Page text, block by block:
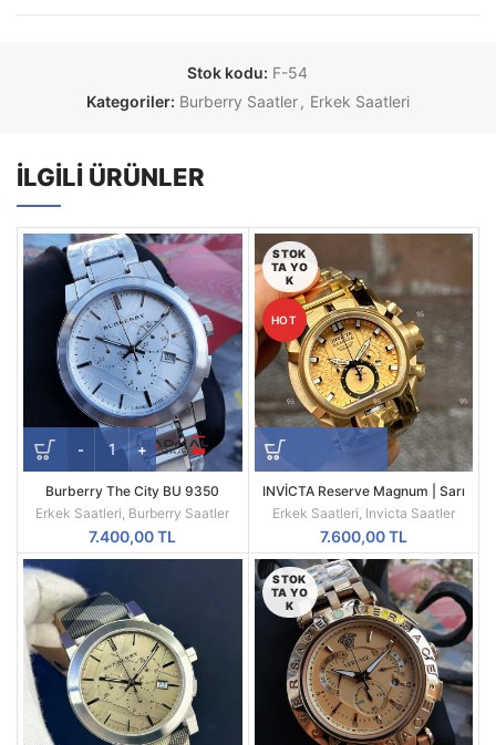
Stok kodu: F-54
Kategoriler: Burberry Saatler , Erkek Saatleri
İLGILI ÜRÜNLER
Burberry The City BU 9350
Replika Erkek Kol Saati
Erkek Saatleri Burberry Saatler
7.400,00TL
STOK
TA YO
K
HOT
INVİCTA Reserve Magnum | Sarı
Kasa | Sarı Kadran | 52MM |
Quartz | Radikal Saat
Erkek Saatleri Invicta Saatler
7.600,00TL
STOK
TA YO
K